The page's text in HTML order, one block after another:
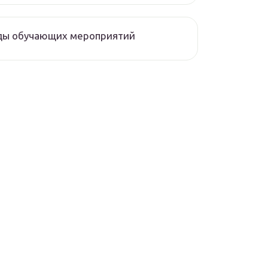
обучающих мероприятий